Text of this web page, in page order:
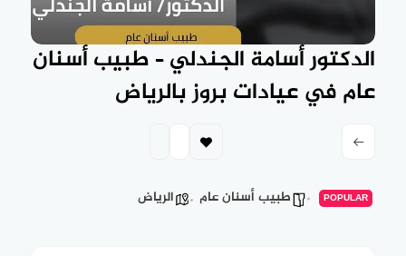
الدكتور أسامة الجندلي – طبيب أسنان
عام في عيادات بروز بالرياض
POPULAR طبيب أسنان عام الرياض